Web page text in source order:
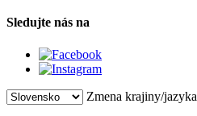
Sledujte nás na
Zmena krajiny/jazyka